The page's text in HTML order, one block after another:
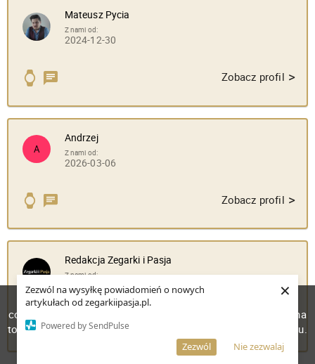
Zezwól na wysyłkę powiadomień o nowych
artykułach od zegarkiipasja.pl.
Powered by SendPulse
Nie zezwalaj
Zezwól
×
Mateusz Pycia
Z nami od:
2024-12-30
Zobacz profil >
A
Andrzej
Z nami od:
2026-03-06
Zobacz profil >
Redakcja Zegarki i Pasja
Z nami od:
2025-01-08
W celu poprawienia jakości usług korzystamy z plików
cookies. Pozostanie na stronie oznacza, iż wyrażasz zgodę na
to, że pliki cookies będą przechowywane w Twoim urządzeniu.
Więcej informacji